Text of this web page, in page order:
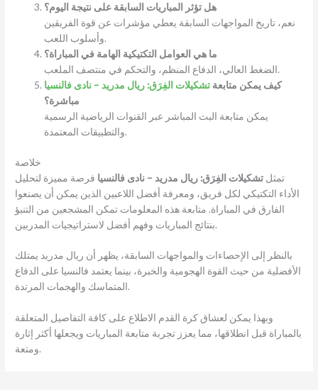
هل تؤثر المباريات السابقة على نتيجة اليوم؟
نعم، تاريخ المواجهات السابقة يعطي مؤشرات عن قوة الفريقين
وأسلوب اللعب.
ما هي العوامل التكتيكية الهامة في المباراة؟
الضغط العالي، الدفاع المنظم، والتحكم في منتصف الملعب.
كيف يمكن متابعة تشكيلات الفِرَق: ريال مدريد – نادى فالنسيا
مباشرة؟
يمكن متابعة البث المباشر عبر القنوات الرياضية الرسمية
والتطبيقات المعتمدة.
خلاصة
تمثل تشكيلات الفِرَق: ريال مدريد – نادى فالنسيا فرصة مميزة لتحليل
الأداء التكتيكي لكل فريق، ومعرفة أفضل اللاعبين الذين يمكن أن يصنعوا
الفارق في المباراة. متابعة هذه المعلومات تمكن المشجعين من التنبؤ
بنتائج المباريات وفهم أفضل لاستراتيجيات المدربين.
بالنظر إلى الإحصاءات والمواجهات السابقة، يظهر أن ريال مدريد يمتلك
الأفضلية من حيث القوة الهجومية والخبرة، بينما يعتمد فالنسيا على الدفاع
المتماسك والهجمات المرتدة.
وبهذا يمكن لعشاق كرة القدم الاطلاع على كافة التفاصيل المتعلقة
بالمباراة قبل انطلاقها، مما يعزز تجربة متابعة المباريات ويجعلها أكثر إثارة
ومتعة.